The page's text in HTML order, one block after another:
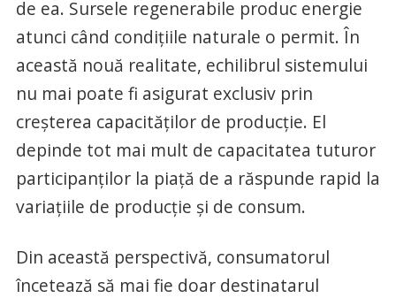
de ea. Sursele regenerabile produc energie
atunci când condițiile naturale o permit. În
această nouă realitate, echilibrul sistemului
nu mai poate fi asigurat exclusiv prin
creșterea capacităților de producție. El
depinde tot mai mult de capacitatea tuturor
participanților la piață de a răspunde rapid la
variațiile de producție și de consum.
Din această perspectivă, consumatorul
încetează să mai fie doar destinatarul